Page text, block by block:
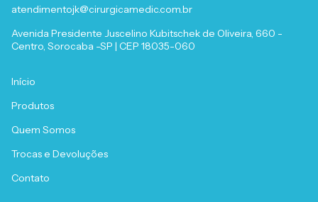
atendimentojk@cirurgicamedic.com.br
Avenida Presidente Juscelino Kubitschek de Oliveira, 660 -
Centro, Sorocaba -SP | CEP 18035-060
Início
Produtos
Quem Somos
Trocas e Devoluções
Contato